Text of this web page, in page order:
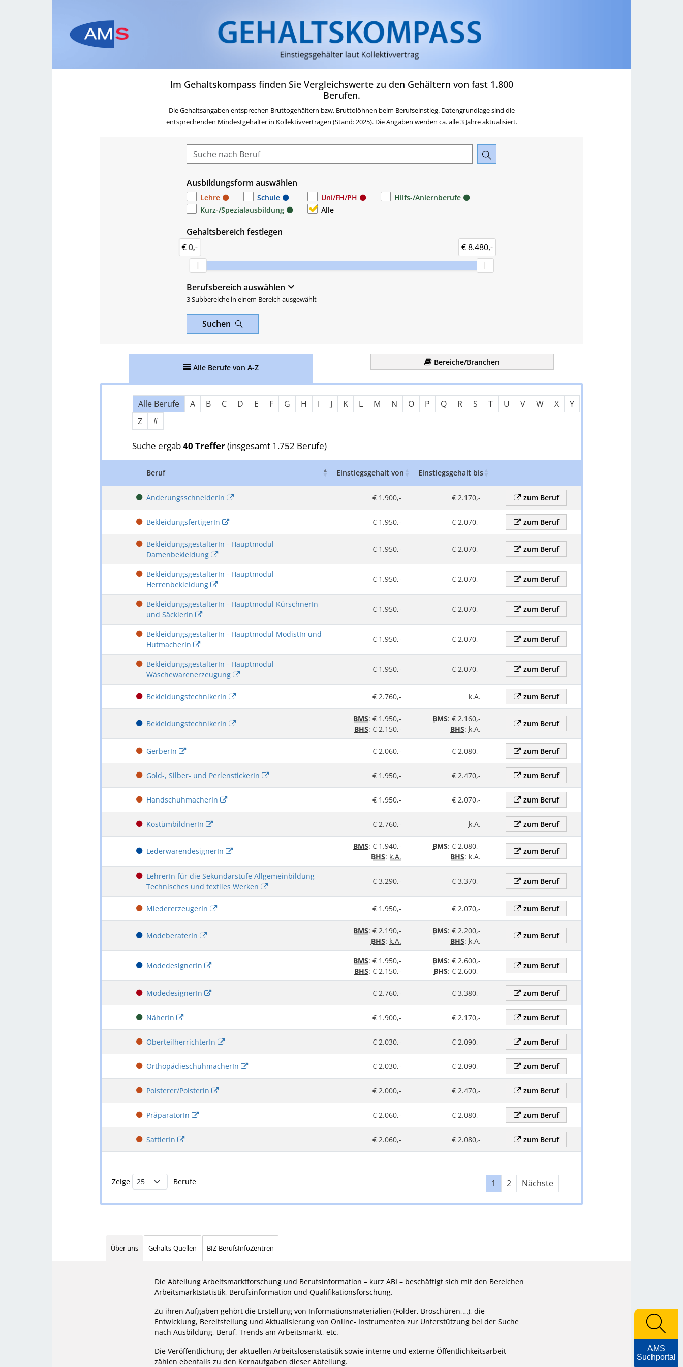
Zum Inhalt springen
Zum Navigationsmenü springen
Zur Suche springen
Zur Footer springen
Zum Das Portal des AMS zu Ausbildung,
Im Gehaltskompass finden Sie Vergleichswerte zu den Gehältern von fast 1.800
Berufen.
Die Gehaltsangaben entsprechen Bruttogehältern bzw. Bruttolöhnen beim Berufseinstieg. Datengrundlage sind die
entsprechenden Mindestgehälter in Kollektivverträgen (Stand: 2025). Die Angaben werden ca. alle 3 Jahre aktualisiert.
Ausbildungsform auswählen
Lehre Schule Uni/FH/PH
Hilfs-/Anlernberufe
Kurz-/Spezialausbildung
Alle
Gehaltsbereich festlegen
€ 0,-
€ 8.480,-
Berufsbereich auswählen
3 Subbereiche in einem Bereich ausgewählt
Suchen
Alle Berufe von A-Z
Bereiche/Branchen
Über Buchstaben springen Nach Anfangsbuchstaben filtern
Alle Berufe A B C D E F G H I J K L M N O P Q R S T U V W X
Y
Z
#
Suche ergab40 Treffer(insgesamt 1.752 Berufe)
Beruf Einstiegsgehalt von Einstiegsgehalt bis
ÄnderungsschneiderIn € 1.900,- € 2.170,- zum Beruf
BekleidungsfertigerIn € 1.950,- € 2.070,- zum Beruf
BekleidungsgestalterIn - Hauptmodul
Damenbekleidung
€ 1.950,- € 2.070,- zum Beruf
BekleidungsgestalterIn - Hauptmodul
Herrenbekleidung
€ 1.950,- € 2.070,- zum Beruf
BekleidungsgestalterIn - Hauptmodul KürschnerIn
und SäcklerIn
€ 1.950,- € 2.070,- zum Beruf
BekleidungsgestalterIn - Hauptmodul ModistIn und
HutmacherIn
€ 1.950,- € 2.070,- zum Beruf
BekleidungsgestalterIn - Hauptmodul
Wäschewarenerzeugung
€ 1.950,- € 2.070,- zum Beruf
BekleidungstechnikerIn € 2.760,- k.A. zum Beruf
BekleidungstechnikerIn
BMS: € 1.950,-
BHS: € 2.150,-
BMS: € 2.160,-
BHS: k.A.
zum Beruf
GerberIn € 2.060,- € 2.080,- zum Beruf
Gold-, Silber- und PerlenstickerIn € 1.950,- € 2.470,- zum Beruf
HandschuhmacherIn € 1.950,- € 2.070,- zum Beruf
KostümbildnerIn € 2.760,- k.A. zum Beruf
LederwarendesignerIn
BMS: € 1.940,-
BHS: k.A.
BMS: € 2.080,-
BHS: k.A.
zum Beruf
LehrerIn für die Sekundarstufe Allgemeinbildung -
Technisches und textiles Werken
€ 3.290,- € 3.370,- zum Beruf
MiedererzeugerIn € 1.950,- € 2.070,- zum Beruf
ModeberaterIn
BMS: € 2.190,-
BHS: k.A.
BMS: € 2.200,-
BHS: k.A.
zum Beruf
ModedesignerIn
BMS: € 1.950,-
BHS: € 2.150,-
BMS: € 2.600,-
BHS: € 2.600,-
zum Beruf
ModedesignerIn € 2.760,- € 3.380,- zum Beruf
NäherIn € 1.900,- € 2.170,- zum Beruf
OberteilherrichterIn € 2.030,- € 2.090,- zum Beruf
OrthopädieschuhmacherIn € 2.030,- € 2.090,- zum Beruf
Polsterer/Polsterin € 2.000,- € 2.470,- zum Beruf
PräparatorIn € 2.060,- € 2.080,- zum Beruf
SattlerIn € 2.060,- € 2.080,- zum Beruf
Zeige Berufe 1 2 Nächste
Über uns Gehalts-Quellen BIZ-BerufsInfoZentren
Die Abteilung Arbeitsmarktforschung und Berufsinformation – kurz ABI – beschäftigt sich mit den Bereichen
Arbeitsmarktstatistik, Berufsinformation und Qualifikationsforschung.
Zu ihren Aufgaben gehört die Erstellung von Informationsmaterialien (Folder, Broschüren,…), die
Entwicklung, Bereitstellung und Aktualisierung von Online- Instrumenten zur Unterstützung bei der Suche
nach Ausbildung, Beruf, Trends am Arbeitsmarkt, etc.
Die Veröffentlichung der aktuellen Arbeitslosenstatistik sowie interne und externe Öffentlichkeitsarbeit
zählen ebenfalls zu den Kernaufgaben dieser Abteilung.
AMS
Suchportal